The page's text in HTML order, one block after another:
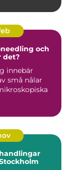
och
det?
innebär
små nålar